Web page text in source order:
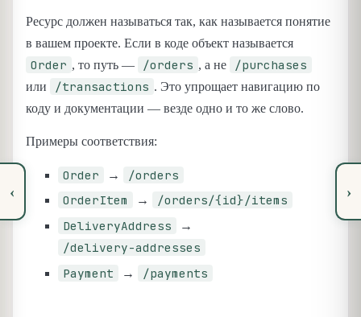
‹
Ресурс должен называться так, как называется понятие
в вашем проекте. Если в коде объект называется
Order , то путь — /orders , а не /purchases
или /transactions . Это упрощает навигацию по
коду и документации — везде одно и то же слово.
Примеры соответствия:
Order →
/orders
OrderItem
→
/orders/{id}/items
DeliveryAddress
→
/delivery-addresses
Payment
→ /payments
›